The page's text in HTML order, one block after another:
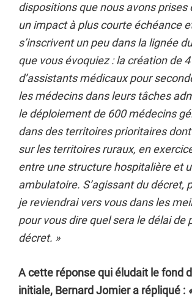
dispositions que nous avons prises
un impact à plus courte échéance
s’inscrivent un peu dans la lignée
que vous évoquiez : la création de
d’assistants médicaux pour
les médecins dans leurs tâches
le déploiement de 600 médecins
dans des territoires prioritaires
sur les territoires ruraux, en
entre une structure hospitalière et
ambulatoire. S’agissant du décret,
je reviendrai vers vous dans les
pour vous dire quel sera le délai de
décret. »
A cette réponse qui éludait le fond
initiale, Bernard Jomier a répliqué :